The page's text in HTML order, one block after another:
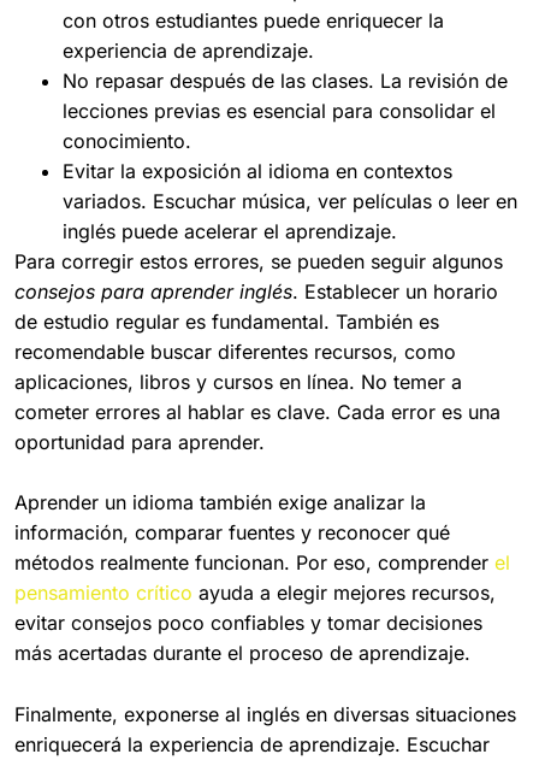
con otros estudiantes puede enriquecer la
experiencia de aprendizaje.
No repasar después de las clases. La revisión de
lecciones previas es esencial para consolidar el
conocimiento.
Evitar la exposición al idioma en contextos
variados. Escuchar música, ver películas o leer en
inglés puede acelerar el aprendizaje.
Para corregir estos errores, se pueden seguir algunos
consejos para aprender inglés. Establecer un horario
de estudio regular es fundamental. También es
recomendable buscar diferentes recursos, como
aplicaciones, libros y cursos en línea. No temer a
cometer errores al hablar es clave. Cada error es una
oportunidad para aprender.
Aprender un idioma también exige analizar la
información, comparar fuentes y reconocer qué
métodos realmente funcionan. Por eso, comprender el
pensamiento crítico ayuda a elegir mejores recursos,
evitar consejos poco confiables y tomar decisiones
más acertadas durante el proceso de aprendizaje.
Finalmente, exponerse al inglés en diversas situaciones
enriquecerá la experiencia de aprendizaje. Escuchar